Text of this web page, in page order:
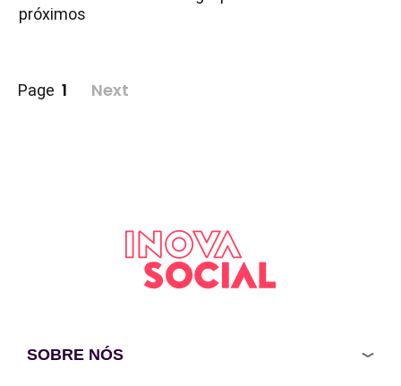
próximos
Paginação
Page 1 Next
SOBRE NÓS